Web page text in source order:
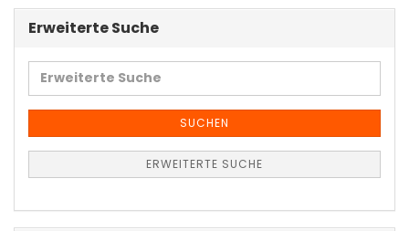
Erweiterte Suche
Erweiterte
Suche
SUCHEN
ERWEITERTE SUCHE